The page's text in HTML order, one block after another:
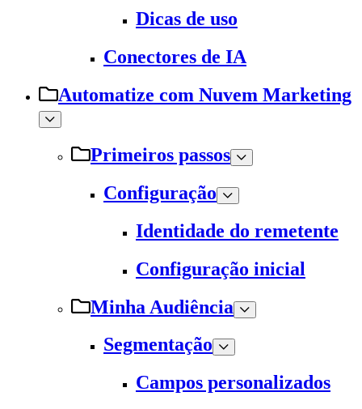
Dicas de uso
Conectores de IA
Automatize com Nuvem Marketing
Primeiros passos
Configuração
Identidade do remetente
Configuração inicial
Minha Audiência
Segmentação
Campos personalizados